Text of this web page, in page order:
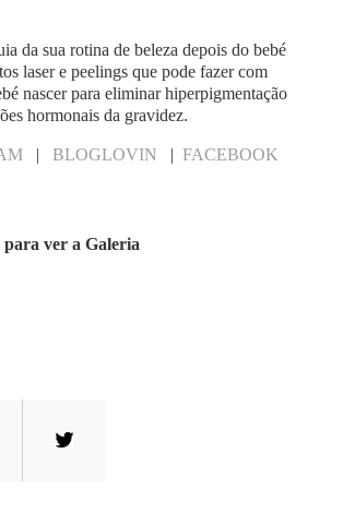
da sua rotina de beleza depois do bebé
laser e peelings que pode fazer com
nascer para eliminar hiperpigmentação
hormonais da gravidez.
| BLOGLOVIN | FACEBOOK
ver a Galeria